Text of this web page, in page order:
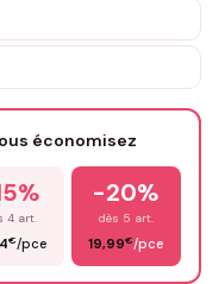
économisez
4 art.
€/pce
-20%
dès 5 art.
19,99€/pce